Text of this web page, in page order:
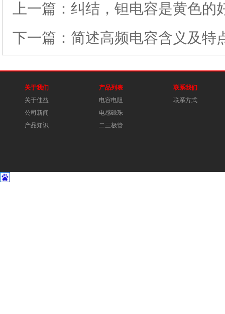
上一篇： 纠结，钽电容是黄色的
下一篇： 简述高频电容含义及特
关于我们
关于佳益
公司新闻
产品知识
产品列表
电容电阻
电感磁珠
二三极管
联系我们
联系方式